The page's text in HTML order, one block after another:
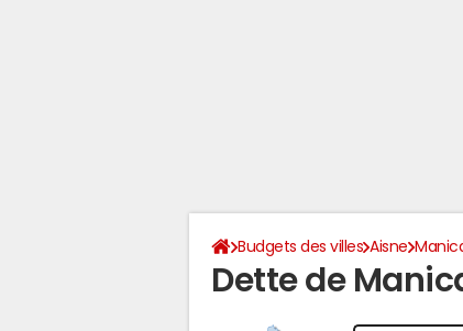
Budgets des villes Aisne
Dette de